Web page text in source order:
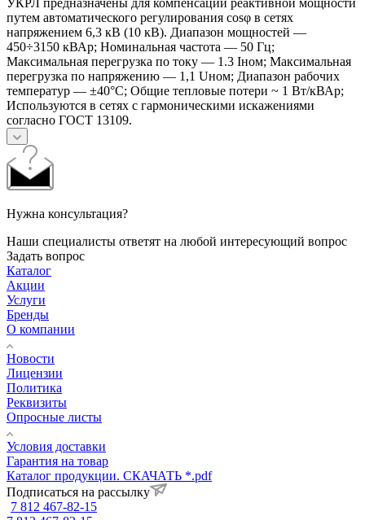
путем автоматического регулирования cosφ в сетях
напряжением 6,3 кВ (10 кВ). Диапазон мощностей —
450÷3150 кВАр; Номинальная частота — 50 Гц;
Максимальная перегрузка по току — 1.3 Iном; Максимальная
перегрузка по напряжению — 1,1 Uном; Диапазон рабочих
температур — ±40°С; Общие тепловые потери ~ 1 Вт/кВАр;
Используются в сетях с гармоническими искажениями
согласно ГОСТ 13109.
Нужна консультация?
Наши специалисты ответят на любой интересующий вопрос
Задать вопрос
Каталог
Акции
Услуги
Бренды
О компании
Новости
Лицензии
Политика
Реквизиты
Опросные листы
Условия доставки
Гарантия на товар
Каталог продукции. СКАЧАТЬ *.pdf
Подписаться на рассылку
7 812 467-82-15